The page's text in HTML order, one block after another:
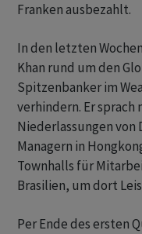
Franken ausbezahlt.
In den letzten
Khan rund um den
Spitzenbanker im
verhindern. Er sprach
Niederlassungen von
Managern in
Townhalls für
Brasilien, um dort
Per Ende des ersten